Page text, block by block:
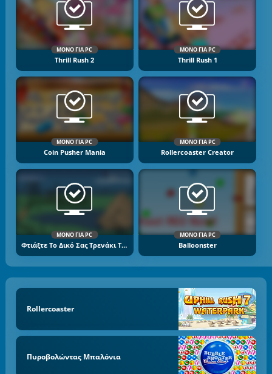
ΜΌΝΟ ΓΙΑ PC
Thrill Rush 2
ΜΌΝΟ ΓΙΑ PC
Thrill Rush 1
ΜΌΝΟ ΓΙΑ PC
Coin Pusher Mania
ΜΌΝΟ ΓΙΑ PC
Rollercoaster Creator
ΜΌΝΟ ΓΙΑ PC
Φτιάξτε Το Δικό Σας Τρενάκι Του Λούνα Παρκ
ΜΌΝΟ ΓΙΑ PC
Balloonster
Rollercoaster
Πυροβολώντας Μπαλόνια